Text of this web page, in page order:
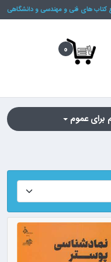
کتاب های فنی و مهندسی و دانشگاهی
0
برای عموم